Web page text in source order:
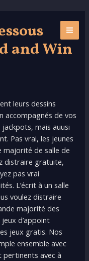
and Win
leurs dessins
accompagnés de vos
mais auusi
Pas vrai, les jeunes
majorité de salle de
distraire gratuite,
pas vrai
L’écrit à un salle
voulez distraire
majorité des
d’appoint
jeux gratis. Nos
ensemble avec
pertinents avec à